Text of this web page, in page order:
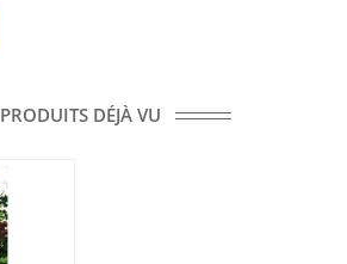
PRODUITS DÉJÀ VU